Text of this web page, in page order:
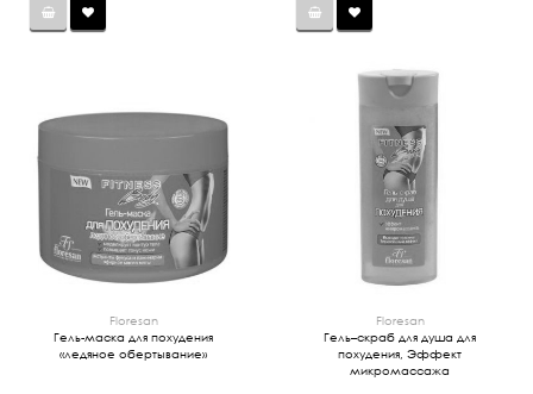
Floresan
Гель-маска для похудения
«ледяное обертывание»
Floresan
Гель–скраб для душа для
похудения, Эффект
микромассажа